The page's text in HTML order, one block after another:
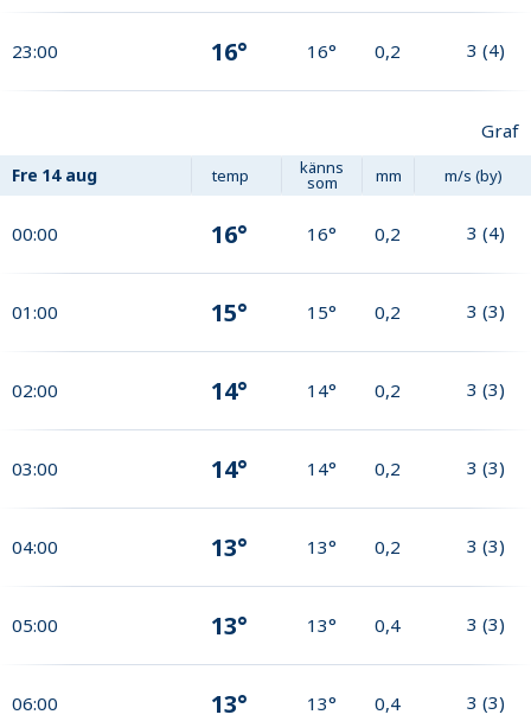
23:00 16° 16° 0,2 3 (4)
Graf
Fre 14 aug temp känns
som mm m/s (by)
00:00 16° 16° 0,2 3 (4)
01:00 15° 15° 0,2 3 (3)
02:00 14° 14° 0,2 3 (3)
03:00 14° 14° 0,2 3 (3)
04:00 13° 13° 0,2 3 (3)
05:00 13° 13° 0,4 3 (3)
06:00 13° 13° 0,4 3 (3)